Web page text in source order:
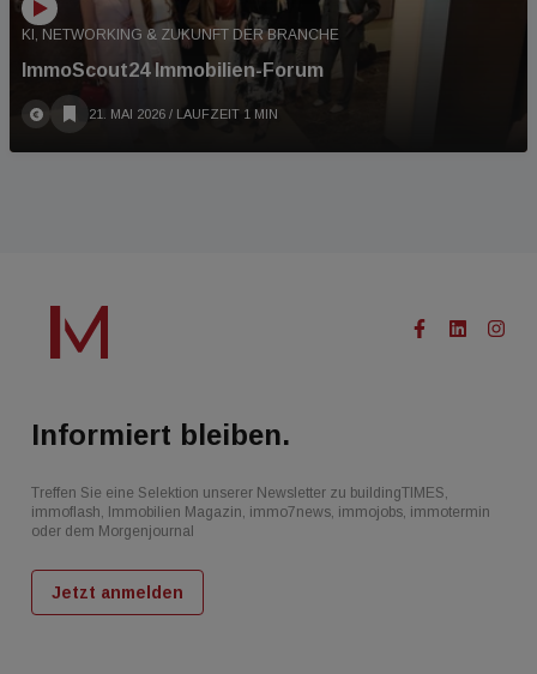
KI, NETWORKING & ZUKUNFT DER BRANCHE
ImmoScout24 Immobilien-Forum
21. MAI 2026 / LAUFZEIT 1 MIN
Informiert bleiben.
Treffen Sie eine Selektion unserer Newsletter zu buildingTIMES,
immoflash, Immobilien Magazin, immo7news, immojobs, immotermin
oder dem Morgenjournal
Jetzt anmelden